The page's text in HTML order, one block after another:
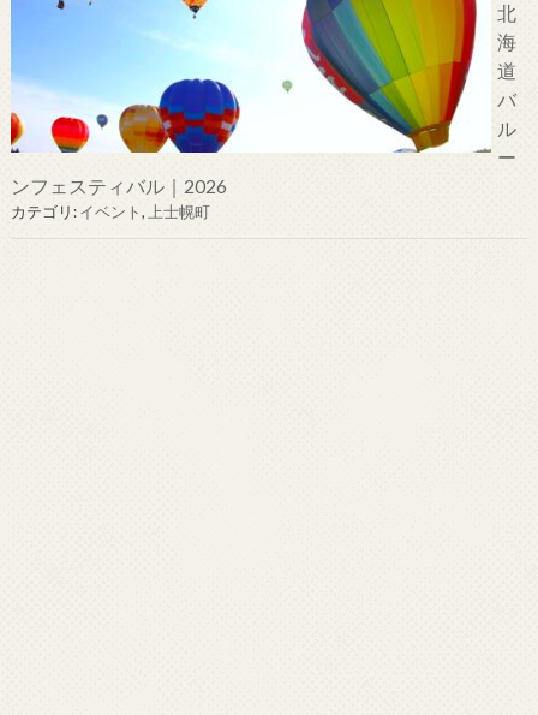
北
海
道
バ
ル
ー
ンフェスティバル｜2026
カテゴリ:イベント, 上士幌町